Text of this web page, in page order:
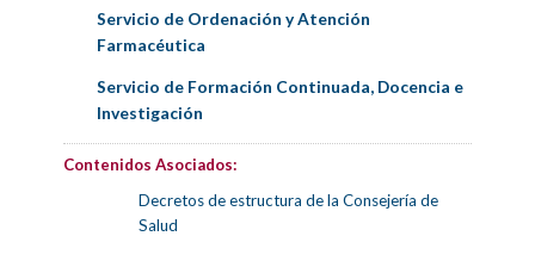
Servicio de Ordenación y Atención
Farmacéutica
Servicio de Formación Continuada, Docencia e
Investigación
Contenidos Asociados:
Decretos de estructura de la Consejería de
Salud